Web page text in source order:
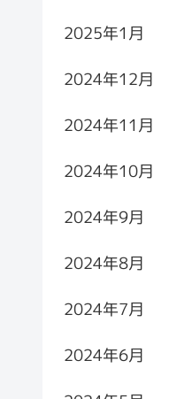
2025年1月
2024年12月
2024年11月
2024年10月
2024年9月
2024年8月
2024年7月
2024年6月